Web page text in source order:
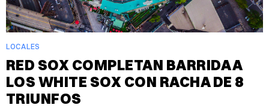
LOCALES
RED SOX COMPLETAN BARRIDA A
LOS WHITE SOX CON RACHA DE 8
TRIUNFOS